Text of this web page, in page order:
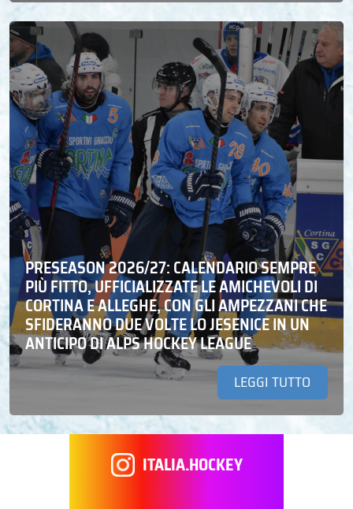
PRESEASON 2026/27: CALENDARIO SEMPRE
PIÙ FITTO, UFFICIALIZZATE LE AMICHEVOLI DI
CORTINA E ALLEGHE, CON GLI AMPEZZANI CHE
SFIDERANNO DUE VOLTE LO JESENICE IN UN
ANTICIPO DI ALPS HOCKEY LEAGUE
LEGGI TUTTO
ITALIA.HOCKEY